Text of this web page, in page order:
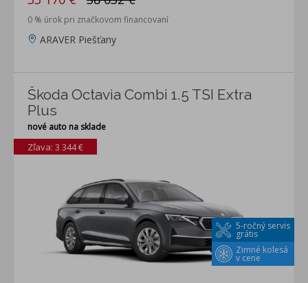
0 % úrok pri značkovom financovaní
ARAVER Piešťany
Škoda Octavia Combi 1.5 TSI Extra
Plus
nové auto na sklade
Zimné kolesá
v cene
5-ročný servis
grátis
Zľava: 3 344 €